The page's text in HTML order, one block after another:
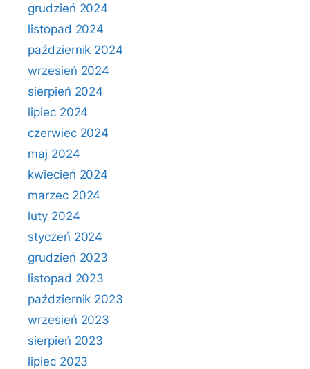
grudzień 2024
listopad 2024
październik 2024
wrzesień 2024
sierpień 2024
lipiec 2024
czerwiec 2024
maj 2024
kwiecień 2024
marzec 2024
luty 2024
styczeń 2024
grudzień 2023
listopad 2023
październik 2023
wrzesień 2023
sierpień 2023
lipiec 2023